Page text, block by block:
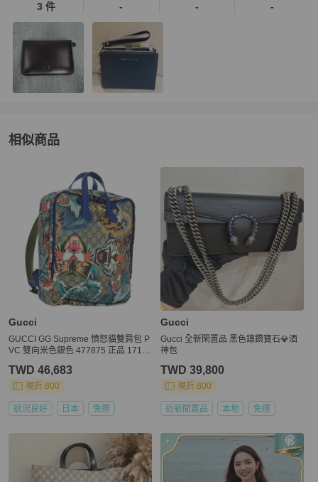
3 件 - - -
相似商品
Gucci
GUCCI GG Supreme 憤怒貓雙肩包 P
VC 雙向米色銀色 477875 正品 1715
TWD 46,683
現折 800
狀況良好 日本 免運
Gucci
Gucci 全新閑置品 黑色鑲鑽寶石💎酒
神包
TWD 39,800
現折 800
近新閒置品 本地 免運